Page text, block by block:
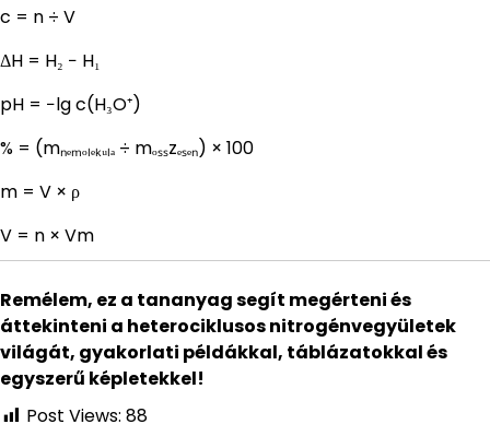
c = n ÷ V
ΔH = H₂ − H₁
pH = −lg c(H₃O⁺)
% = (mₙₑₘₒₗₑₖᵤₗₐ ÷ mₒₛₛzₑₛₑₙ) × 100
m = V × ρ
V = n × Vm
Remélem, ez a tananyag segít megérteni és
áttekinteni a heterociklusos nitrogénvegyületek
világát, gyakorlati példákkal, táblázatokkal és
egyszerű képletekkel!
Post Views: 88